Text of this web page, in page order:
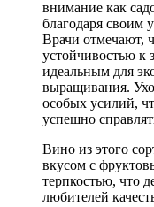
внимание как
благодаря своим
Врачи отмечают,
устойчивостью к
идеальным для
выращивания.
особых усилий,
успешно
Вино из этого
вкусом с
терпкостью, что
любителей